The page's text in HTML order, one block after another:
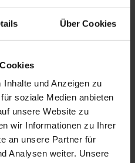
Über Cookies
und Anzeigen zu
soziale Medien anbieten
unsere Website zu
wir Informationen zu Ihrer
an unsere Partner für
Analysen weiter. Unsere
ist
Sep 199,-
Gesamt 398,-
Okt